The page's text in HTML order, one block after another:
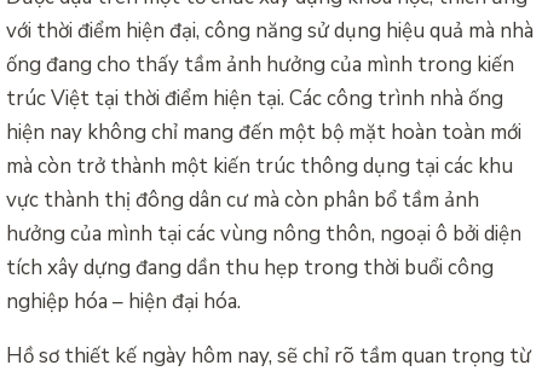
với thời điểm hiện đại, công năng sử dụng hiệu quả mà nhà
ống đang cho thấy tầm ảnh hưởng của mình trong kiến
trúc Việt tại thời điểm hiện tại. Các công trình nhà ống
hiện nay không chỉ mang đến một bộ mặt hoàn toàn mới
mà còn trở thành một kiến trúc thông dụng tại các khu
vực thành thị đông dân cư mà còn phân bổ tầm ảnh
hưởng của mình tại các vùng nông thôn, ngoại ô bởi diện
tích xây dựng đang dần thu hẹp trong thời buổi công
nghiệp hóa – hiện đại hóa.
Hồ sơ thiết kế ngày hôm nay, sẽ chỉ rõ tầm quan trọng từ